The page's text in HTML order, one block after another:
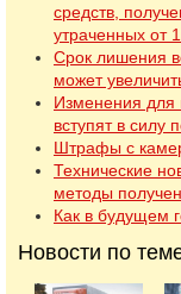
средств,
утраченных от
Срок лишения
может
Изменения для
вступят в силу
Штрафы с
Технические
методы
Как в будущем
Новости по